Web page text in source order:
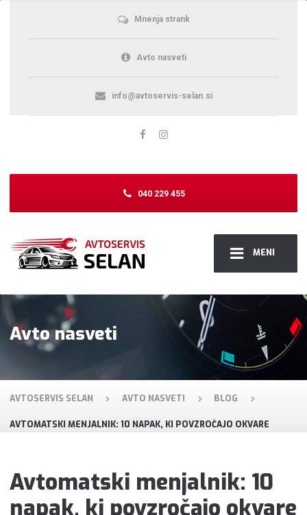
MENI
Mnenja strank
Avto nasveti
info@avtoservis-selan.si
040 229 455
Avto nasveti
AVTOSERVIS SELAN AVTO NASVETI BLOG
AVTOMATSKI MENJALNIK: 10 NAPAK, KI POVZROČAJO OKVARE
Avtomatski menjalnik: 10
napak, ki povzročajo okvare